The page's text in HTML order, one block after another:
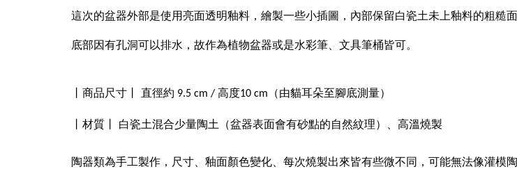
這次的盆器外部是使用亮面透明釉料，繪製一些小插圖，內部保留白瓷土未上釉料的粗糙
底部因有孔洞可以排水，故作為植物盆器或是水彩筆、文具筆桶皆可。
丨商品尺寸丨 直徑約 9.5 cm / 高度10 cm（由貓耳朵至腳底測量）
丨材質丨 白瓷土混合少量陶土（盆器表面會有砂點的自然紋理 ）、高溫燒製
陶器類為手工製作，尺寸、釉面顏色變化、每次燒製出來皆有些微不同，可能無法像灌模陶